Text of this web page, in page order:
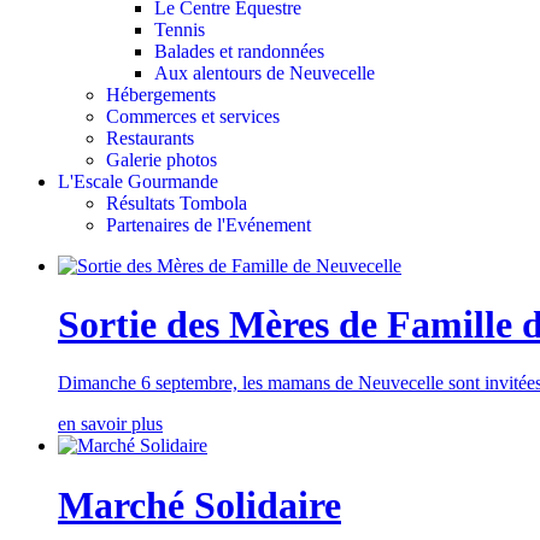
Le Centre Equestre
Tennis
Balades et randonnées
Aux alentours de Neuvecelle
Hébergements
Commerces et services
Restaurants
Galerie photos
L'Escale Gourmande
Résultats Tombola
Partenaires de l'Evénement
Sortie des Mères de Famille
Dimanche 6 septembre, les mamans de Neuvecelle sont
en savoir plus
Marché Solidaire